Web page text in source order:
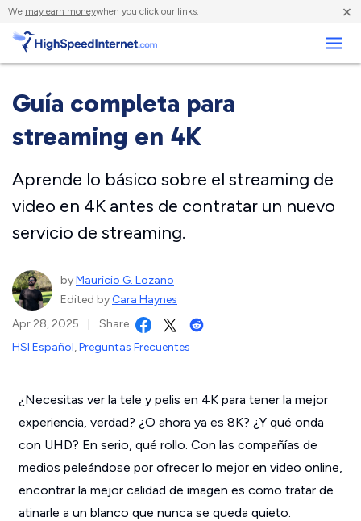
We may earn moneywhen you click our links. ×
Guía completa para
streaming en 4K
Aprende lo básico sobre el streaming de
video en 4K antes de contratar un nuevo
servicio de streaming.
byMauricio G. Lozano
Edited by Cara Haynes
Apr 28, 2025
Share
HSI Español,Preguntas Frecuentes
¿Necesitas ver la tele y pelis en 4K para tener la mejor
experiencia, verdad? ¿O ahora ya es 8K? ¿Y qué onda
con UHD? En serio, qué rollo. Con las compañías de
medios peleándose por ofrecer lo mejor en video online,
encontrar la mejor calidad de imagen es como tratar de
atinarle a un blanco que nunca se queda quieto.